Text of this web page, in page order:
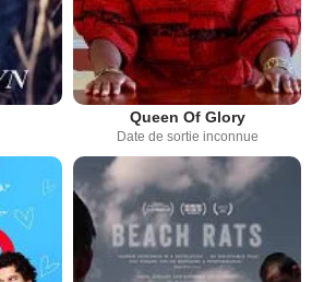
Queen Of Glory
Date de sortie inconnue